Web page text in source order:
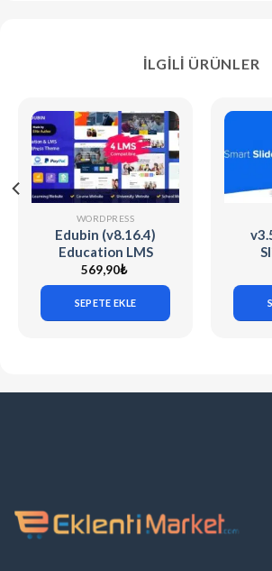
İLGILI ÜRÜNLER
WORDPRESS
Edubin (v8.16.4)
Education LMS
WordPress Theme
569,90₺
SEPETE EKLE